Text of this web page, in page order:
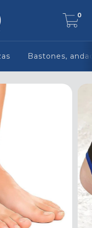
0
Bastones,